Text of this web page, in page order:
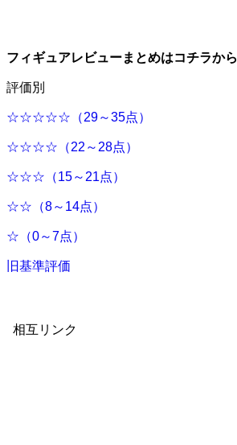
フィギュアレビューまとめはコチラから
評価別
☆☆☆☆☆（29～35点）
☆☆☆☆（22～28点）
☆☆☆（15～21点）
☆☆（8～14点）
☆（0～7点）
旧基準評価
相互リンク